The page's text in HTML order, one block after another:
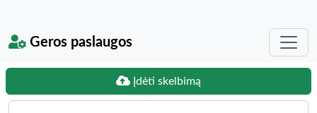
Geros paslaugos
Įdėti skelbimą